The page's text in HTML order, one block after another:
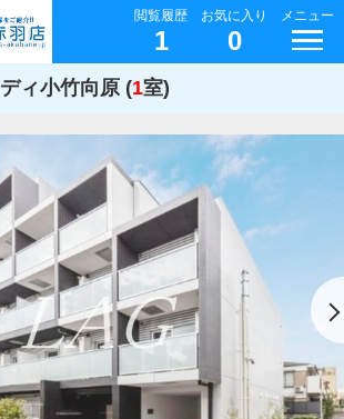
閲覧履歴
1
お気に入り
0
メニュー
ィ小竹向原 (1室)